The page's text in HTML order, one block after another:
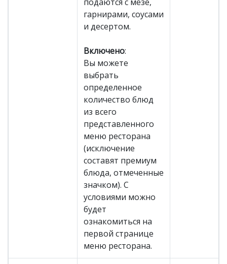
гарнирами, соусами
и десертом.
Включено:
Вы можете
выбрать
определенное
количество блюд
из всего
представленного
меню ресторана
(исключение
составят премиум
блюда, отмеченные
значком). С
условиями можно
будет
ознакомиться на
первой странице
меню ресторана.